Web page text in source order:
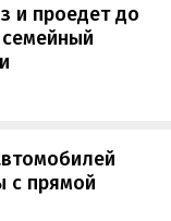
и проедет до
с прямой